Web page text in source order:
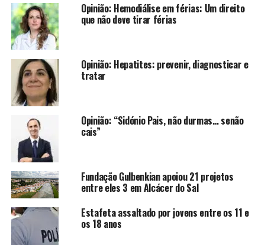
Opinião: Hemodiálise em férias: Um direito
que não deve tirar férias
Opinião: Hepatites: prevenir, diagnosticar e
tratar
Opinião: “Sidónio Pais, não durmas… senão
cais”
Fundação Gulbenkian apoiou 21 projetos
entre eles 3 em Alcácer do Sal
Estafeta assaltado por jovens entre os 11 e
os 18 anos